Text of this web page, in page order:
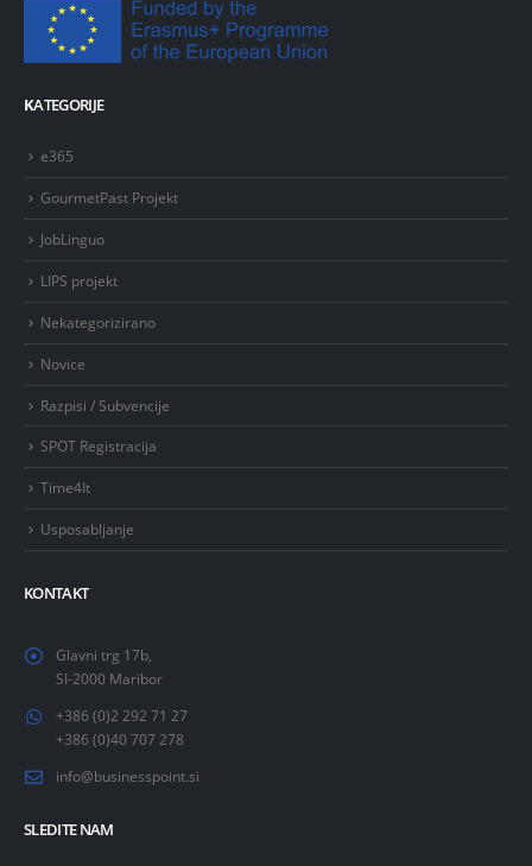
KATEGORIJE
e365
GourmetPast Projekt
JobLinguo
LIPS projekt
Nekategorizirano
Novice
Razpisi / Subvencije
SPOT Registracija
Time4It
Usposabljanje
KONTAKT
Glavni trg 17b,
SI-2000 Maribor
+386 (0)2 292 71 27
+386 (0)40 707 278
info@businesspoint.si
SLEDITE NAM